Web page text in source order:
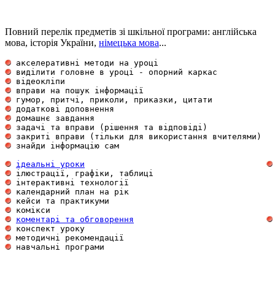
Повний перелік предметів зі шкільної програми: англійська
мова, історія України, німецька мова...
акселеративні методи на
виділити головне в уроці - опорний
вправи на пошук
гумор, притчі, приколи, приказки,
додаткові
домашнє
задачі та вправи (рішення та
закриті вправи (тільки для використання
знайди інформацію
ідеальні уроки
ілюстрації, графіки,
інтерактивні
календарний план на
кейси та
коментарі та обговорення
конспект
методичні
навчальні